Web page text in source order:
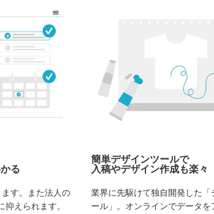
る
す。また法人の
えられます。
簡単デザインツールで
入稿やデザイン作成も楽々
業界に先駆けて独自開発した「
ール」。オンラインでデータを